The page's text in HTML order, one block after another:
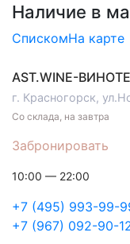
Наличие в
СпискомНа карте
AST.WINE-
г. Красногорск,
Забронировать
Со склада, на завтра
+7 (495) 993-99-
+7 (967) 092-90-
10:00 — 22:00